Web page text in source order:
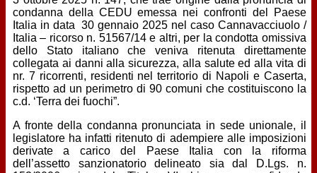
condanna della CEDU emessa nei confronti del Paese
Italia in data 30 gennaio 2025 nel caso Cannavacciuolo /
Italia – ricorso n. 51567/14 e altri, per la condotta omissiva
dello Stato italiano che veniva ritenuta direttamente
collegata ai danni alla sicurezza, alla salute ed alla vita di
nr. 7 ricorrenti, residenti nel territorio di Napoli e Caserta,
rispetto ad un perimetro di 90 comuni che costituiscono la
c.d. ‘Terra dei fuochi”.
A fronte della condanna pronunciata in sede unionale, il
legislatore ha infatti ritenuto di adempiere alle imposizioni
derivate a carico del Paese Italia con la riforma
dell’assetto sanzionatorio delineato sia dal D.Lgs. n.